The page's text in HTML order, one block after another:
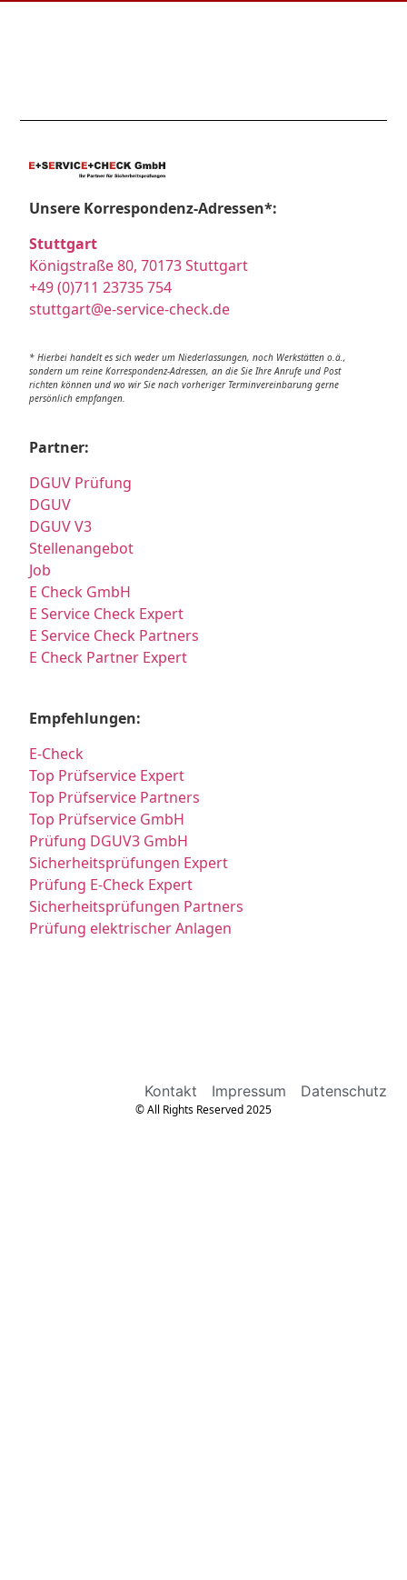
Unsere Korrespondenz-Adressen*:
Stuttgart
Königstraße 80, 70173 Stuttgart
+49 (0)711 23735 754
stuttgart@e-service-check.de
* Hierbei handelt es sich weder um Niederlassungen, noch Werkstätten o.ä.,
sondern um reine Korrespondenz-Adressen, an die Sie Ihre Anrufe und Post
richten können und wo wir Sie nach vorheriger Terminvereinbarung gerne
persönlich empfangen.
Partner:
DGUV Prüfung
DGUV
DGUV V3
Stellenangebot
Job
E Check GmbH
E Service Check Expert
E Service Check Partners
E Check Partner Expert
Empfehlungen:
E-Check
Top Prüfservice Expert
Top Prüfservice Partners
Top Prüfservice GmbH
Prüfung DGUV3 GmbH
Sicherheitsprüfungen Expert
Prüfung E-Check Expert
Sicherheitsprüfungen Partners
Prüfung elektrischer Anlagen
Kontakt Impressum Datenschutz
© All Rights Reserved 2025